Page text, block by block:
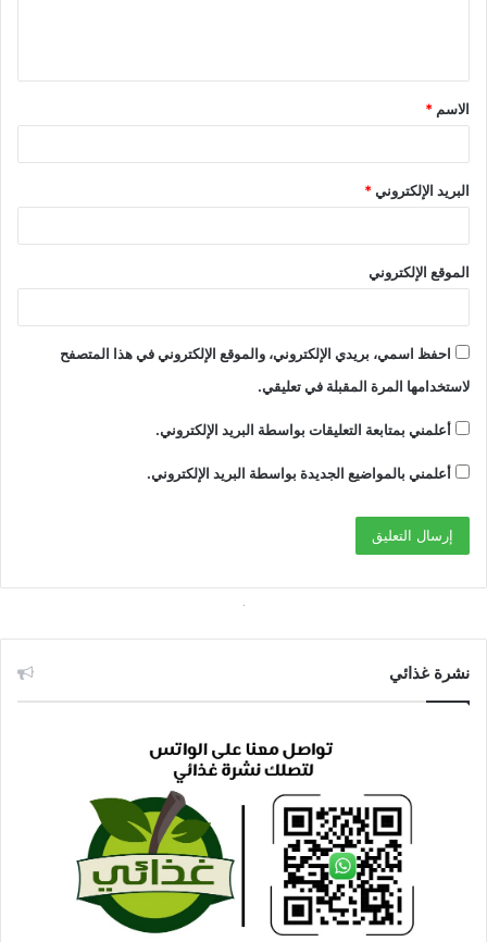
ق
*
الاسم *
البريد الإلكتروني*
الموقع الإلكتروني
احفظ اسمي، بريدي الإلكتروني، والموقع الإلكتروني في هذا المتصفح
لاستخدامها المرة المقبلة في تعليقي.
أعلمني بمتابعة التعليقات بواسطة البريد الإلكتروني.
أعلمني بالمواضيع الجديدة بواسطة البريد الإلكتروني.
نشرة غذائي